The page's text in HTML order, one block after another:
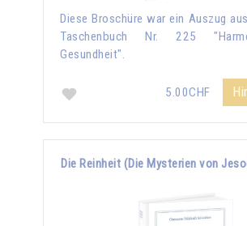
Diese Broschüre war ein Auszug
Taschenbuch Nr. 225
Gesundheit".
5.00CHF
Die Reinheit (Die Mysterien von